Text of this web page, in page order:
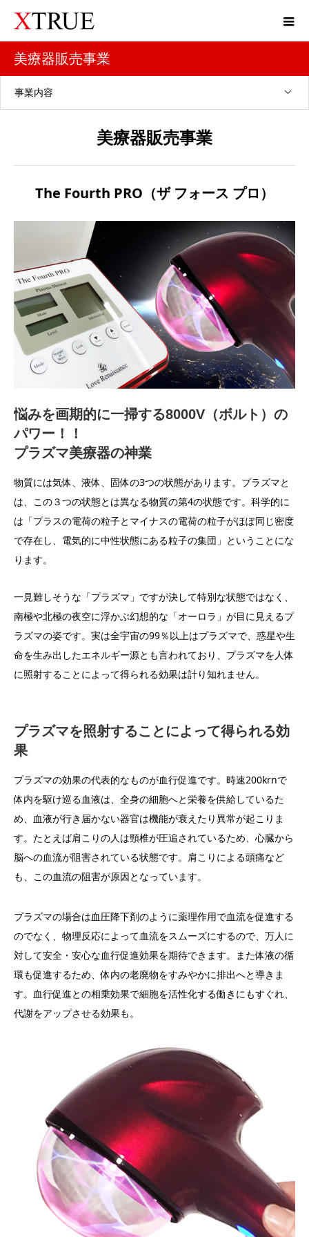
美療器販売事業
事業内容
美療器販売事業
The Fourth PRO（ザ フォース プロ）
悩みを画期的に一掃する8000V（ボルト）の
パワー！！
プラズマ美療器の神業
物質には気体、液体、固体の3つの状態があります。プラズマと
は、この３つの状態とは異なる物質の第4の状態です。科学的に
は「プラスの電荷の粒子とマイナスの電荷の粒子がほぽ同じ密度
で存在し、電気的に中性状態にある粒子の集団」ということにな
ります。
一見難しそうな「プラズマ」ですが決して特別な状態ではなく、
南極や北極の夜空に浮かぶ幻想的な「オーロラ」が目に見えるプ
ラズマの姿です。実は全宇宙の99％以上はプラズマで、惑星や生
命を生み出したエネルギー源とも言われており、プラズマを人体
に照射することによって得られる効果は計り知れません。
プラズマを照射することによって得られる効
果
プラズマの効果の代表的なものが血行促進です。時速200krnで
体内を駆け巡る血液は、全身の細胞へと栄養を供給しているた
め、血液が行き届かない器官は機能が衰えたり異常が起こりま
す。たとえば肩こりの人は頸椎が圧追されているため、心臓から
脳への血流が阻害されている状態です。肩こりによる頭痛など
も、この血流の阻害が原因となっています。
プラズマの場合は血圧降下剤のように薬理作用で血流を促進する
のでなく、物理反応によって血流をスムーズにするので、万人に
対して安全・安心な血行促進効果を期待できます。また体液の循
環も促進するため、体内の老廃物をすみやかに排出へと導きま
す。血行促進との相乗効果で細胞を活性化する働きにもすぐれ、
代謝をアップさせる効果も。